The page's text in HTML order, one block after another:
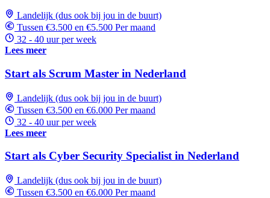
Landelijk (dus ook bij jou in de buurt)
Tussen €3.500 en €5.500 Per maand
32 - 40 uur per week
Lees meer
Start als Scrum Master in Nederland
Landelijk (dus ook bij jou in de buurt)
Tussen €3.500 en €6.000 Per maand
32 - 40 uur per week
Lees meer
Start als Cyber Security Specialist in Nederland
Landelijk (dus ook bij jou in de buurt)
Tussen €3.500 en €6.000 Per maand